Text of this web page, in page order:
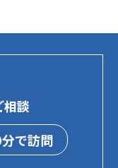
相談
で訪問